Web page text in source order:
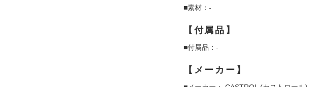
■素材：-
【付属品】
■付属品：-
【メーカー】